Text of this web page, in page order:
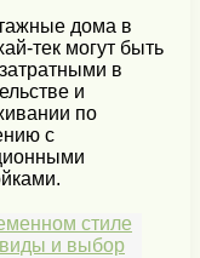
дома в
тек могут быть
в
и
по
с
стиле
и выбор